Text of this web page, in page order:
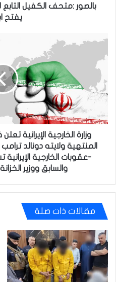
ابوابهبالصور :متحف الكفيل
يفتح
وزارة
الإيرانية
تعلن
فرض
عقوبات
على
المنتهية
ولايته
دونالد
مايك
-عقوبات
الخارجية
الإيرانية
تشمل
وزيري
الدفاع
الحالي
وزارة الخارجية الإيرانية
المنتهية ولايته دونالد
-عقوبات الخارجية
والسابق ووزير
مقالات ذات صلة